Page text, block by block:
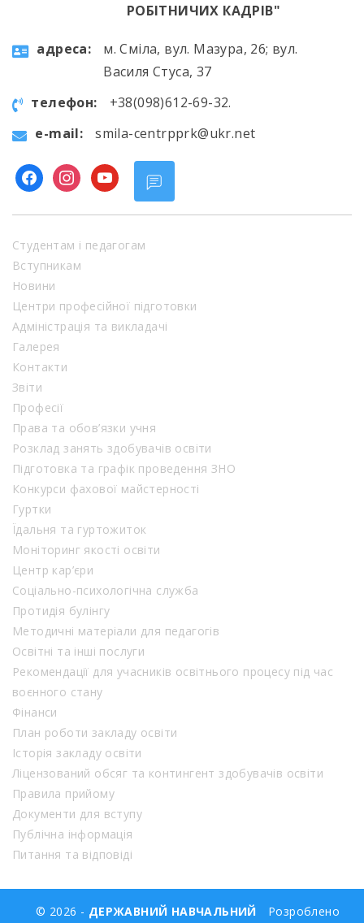
РОБІТНИЧИХ КАДРІВ"
aдресa:
м. Сміла, вул. Мазура, 26; вул.
Василя Стуса, 37
телефон:
+38(098)612-69-32.
e-mail:
smila-centrpprk@ukr.net
facebookinstagram
youtube
Студентам і педагогам
Вступникам
Новини
Центри професійної підготовки
Адміністрація та викладачі
Галерея
Контакти
Звіти
Професії
Права та обов’язки учня
Розклад занять здобувачів освіти
Підготовка та графік проведення ЗНО
Конкурси фахової майстерності
Гуртки
Їдальня та гуртожиток
Моніторинг якості освіти
Центр кар’єри
Соціально-психологічна служба
Протидія булінгу
Методичні матеріали для педагогів
Освітні та інші послуги
Рекомендації для учасників освітнього процесу під час
воєнного стану
Фінанси
План роботи закладу освіти
Історія закладу освіти
Ліцензований обсяг та контингент здобувачів освіти
Правила прийому
Документи для вступу
Публічна інформація
Питання та відповіді
© 2026 - ДЕРЖАВНИЙ НАВЧАЛЬНИЙ Розроблено